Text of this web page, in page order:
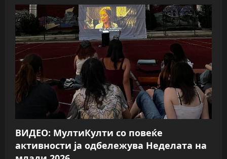
ВИДЕО: МултиКулти со повеќе
активности ја одбележува Неделата на